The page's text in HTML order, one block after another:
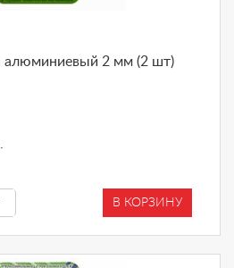
алюминиевый 2 мм (2 шт)
В КОРЗИНУ